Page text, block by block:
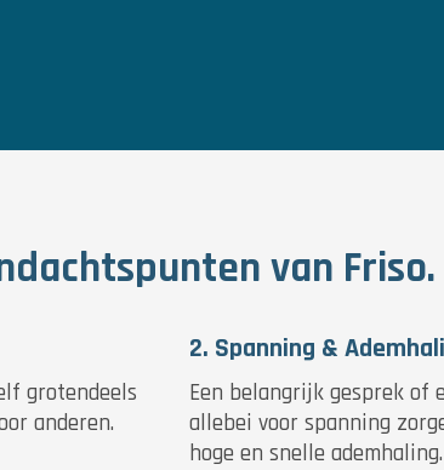
van Friso.
grotendeels
anderen.
2. Spanning &
Een belangrijk gesprek of
allebei voor spanning
hoge en snelle ademhaling.